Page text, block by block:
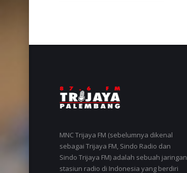
MNC Trijaya FM (sebelumnya dikenal
sebagai Trijaya FM, Sindo Radio dan
Sindo Trijaya FM) adalah sebuah jaringan
stasiun radio di Indonesia yang berdiri